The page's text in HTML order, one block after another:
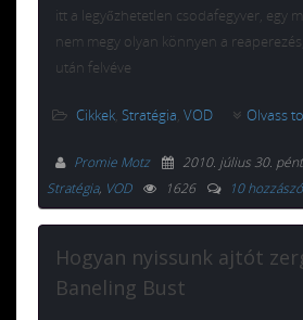
itt a legyőzhetetlen csodafegyver, egy
nem megy olyan könnyen a
után felvéve
Cikkek, Stratégia, VOD Olvass
Promie Motz 2010. július 30.
Stratégia, VOD 1626 10
Hogyan nyissunk ajtót
Baneling Bust